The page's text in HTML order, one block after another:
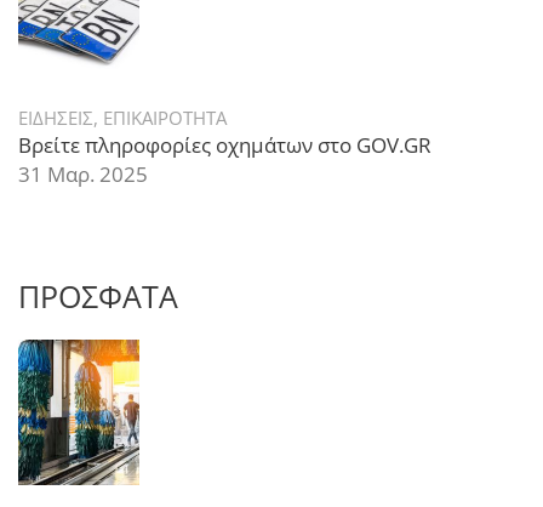
ΕΙΔΗΣΕΙΣ, ΕΠΙΚΑΙΡΟΤΗΤΑ
Βρείτε πληροφορίες οχημάτων στο GOV.GR
31 Μαρ. 2025
ΠΡΟΣΦΑΤΑ